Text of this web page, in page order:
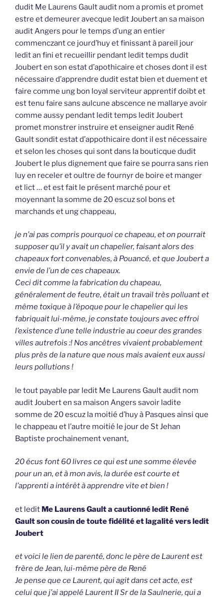
dudit Me Laurens Gault audit nom a promis et promet
estre et demeurer avecque ledit Joubert an sa maison
audit Angers pour le temps d’ung an entier
commenczant ce jourd’huy et finissant à pareil jour
ledit an fini et recueillir pendant ledit temps dudit
Joubert en son estat d’apothicaire et choses dont il est
nécessaire d’apprendre dudit estat bien et duement et
faire comme ung bon loyal serviteur apprentif doibt et
est tenu faire sans aulcune abscence ne mallarye avoir
comme aussy pendant ledit temps ledit Joubert
promet monstrer instruire et enseigner audit René
Gault sondit estat d’appothicaire dont il est nécessaire
et selon les choses qui sont dans la bouticque dudit
Joubert le plus dignement que faire se pourra sans rien
luy en receler et oultre de fournyr de boire et manger
et lict … et est fait le présent marché pour et
moyennant la somme de 20 escuz sol bons et
marchands et ung chappeau,
je n’ai pas compris pourquoi ce chapeau, et on pourrait
supposer qu’il y avait un chapelier, faisant alors des
chapeaux fort convenables, à Pouancé, et que Joubert a
envie de l’un de ces chapeaux.
Ceci dit comme la fabrication du chapeau,
généralement de feutre, était un travail très polluant et
même toxique à l’époque pour le chapelier qui les
fabriquait lui-même, je constate toujours avec effroi
l’existence d’une telle industrie au coeur des grandes
villes autrefois :! Nos ancêtres vivaient probablement
plus près de la nature que nous mais avaient eux aussi
leurs pollutions !
le tout payable par ledit Me Laurens Gault audit nom
audit Joubert en sa maison Angers savoir ladite
somme de 20 escuz la moitié d’huy à Pasques ainsi que
le chappeau et l’autre moitié le jour de St Jehan
Baptiste prochainement venant,
20 écus font 60 livres ce qui est une somme élevée
pour un an, et à mon avis, la durée est courte et
l’apprenti a intérêt à apprendre vite et bien !
et ledit Me Laurens Gault a cautionné ledit René
Gault son cousin de toute fidélité et lagalité vers ledit
Joubert
et voici le lien de parenté, donc le père de Laurent est
frère de Jean, lui-même père de René
Je pense que ce Laurent, qui agit dans cet acte, est
celui que j’ai appelé Laurent II Sr de la Saulnerie, qui a